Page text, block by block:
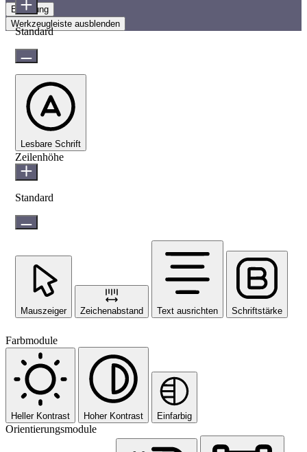
Erklärung
Werkzeugleiste ausblenden
Standard
Lesbare Schrift
Zeilenhöhe
Standard
Mauszeiger Zeichenabstand Text ausrichten Schriftstärke
Farbmodule
Heller Kontrast Hoher Kontrast Einfarbig
Orientierungsmodule